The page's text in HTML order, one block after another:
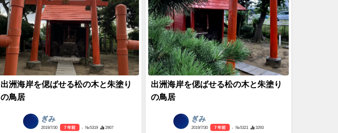
出洲海岸を偲ばせる松の木と朱塗り
の鳥居
ぎみ
2019/7/30 7 年前 - №5319 2907
出洲海岸を偲ばせる松の木と朱塗り
の鳥居
ぎみ
2019/7/30 7 年前 - №5321 3293